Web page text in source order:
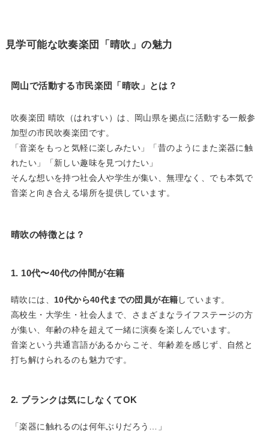
見学可能な吹奏楽団「晴吹」の魅力
岡山で活動する市民楽団「晴吹」とは？
吹奏楽団 晴吹（はれすい）は、岡山県を拠点に活動する一般参
加型の市民吹奏楽団です。
「音楽をもっと気軽に楽しみたい」「昔のようにまた楽器に触
れたい」「新しい趣味を見つけたい」
そんな想いを持つ社会人や学生が集い、無理なく、でも本気で
音楽と向き合える場所を提供しています。
晴吹の特徴とは？
1. 10代〜40代の仲間が在籍
晴吹には、 10代から40代までの団員が在籍しています。
高校生・大学生・社会人まで、さまざまなライフステージの方
が集い、年齢の枠を超えて一緒に演奏を楽しんでいます。
音楽という共通言語があるからこそ、年齢差を感じず、自然と
打ち解けられるのも魅力です。
2. ブランクは気にしなくてOK
「楽器に触れるのは何年ぶりだろう…」